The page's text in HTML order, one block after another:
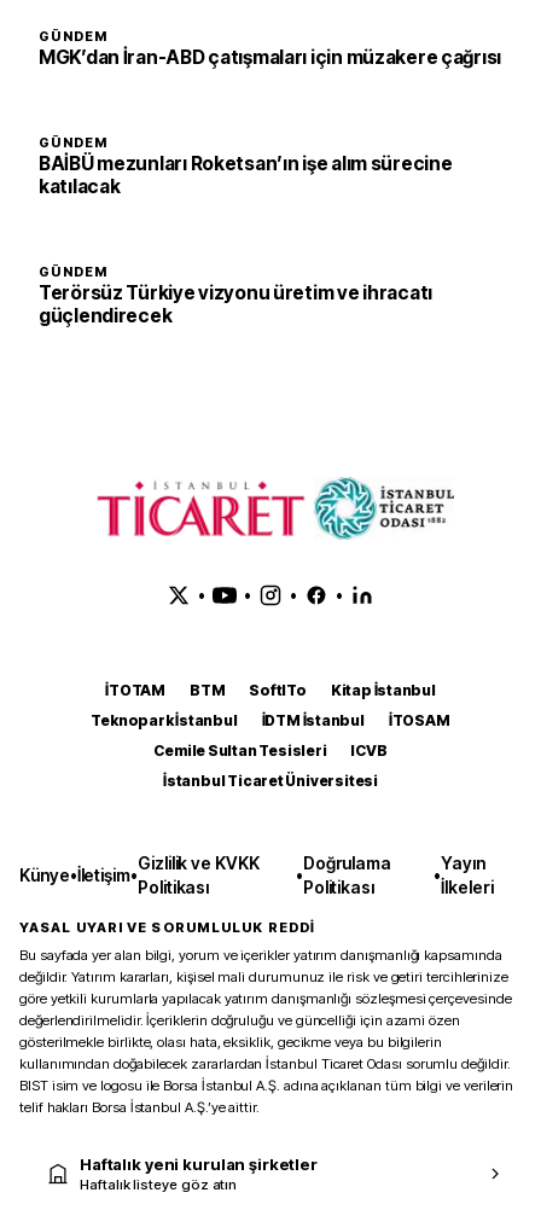
GÜNDEM
MGK’dan İran-ABD çatışmaları için müzakere çağrısı
GÜNDEM
BAİBÜ mezunları Roketsan’ın işe alım sürecine
katılacak
GÜNDEM
Terörsüz Türkiye vizyonu üretim ve ihracatı
güçlendirecek
• • • •
İTOTAM BTM SoftITo
Kitap İstanbul
Teknopark İstanbul
İDTM İstanbul
İTOSAM
Cemile Sultan Tesisleri
ICVB
İstanbul Ticaret Üniversitesi
Künye•İletişim•
Gizlilik ve KVKK
Politikası
•
Doğrulama
Politikası
•
Yayın
İlkeleri
YASAL UYARI VE SORUMLULUK REDDİ
Bu sayfada yer alan bilgi, yorum ve içerikler yatırım danışmanlığı kapsamında
değildir. Yatırım kararları, kişisel mali durumunuz ile risk ve getiri tercihlerinize
göre yetkili kurumlarla yapılacak yatırım danışmanlığı sözleşmesi çerçevesinde
değerlendirilmelidir. İçeriklerin doğruluğu ve güncelliği için azami özen
gösterilmekle birlikte, olası hata, eksiklik, gecikme veya bu bilgilerin
kullanımından doğabilecek zararlardan İstanbul Ticaret Odası sorumlu değildir.
BIST isim ve logosu ile Borsa İstanbul A.Ş. adına açıklanan tüm bilgi ve verilerin
telif hakları Borsa İstanbul A.Ş.’ye aittir.
Haftalık yeni kurulan şirketler
Haftalık listeye göz atın